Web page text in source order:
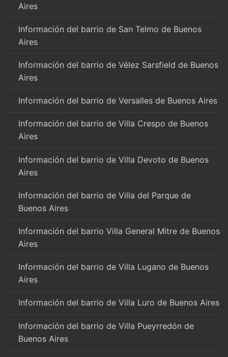
Aires
Información del barrio de San Telmo de Buenos
Aires
Información del barrio de Vélez Sarsfield de Buenos
Aires
Información del barrio de Versalles de Buenos Aires
Información del barrio de Villa Crespo de Buenos
Aires
Información del barrio de Villa Devoto de Buenos
Aires
Información del barrio de Villa del Parque de
Buenos Aires
Información del barrio Villa General Mitre de Buenos
Aires
Información del barrio de Villa Lugano de Buenos
Aires
Información del barrio de Villa Luro de Buenos Aires
Información del barrio de Villa Pueyrredón de
Buenos Aires